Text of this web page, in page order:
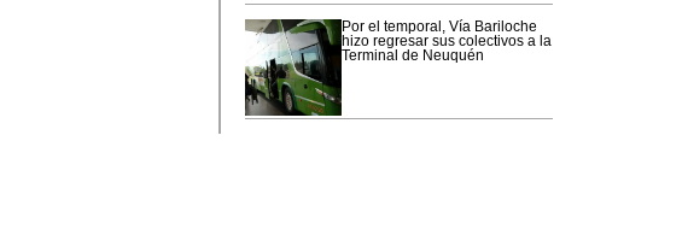
Por el temporal, Vía Bariloche
hizo regresar sus colectivos a la
Terminal de Neuquén